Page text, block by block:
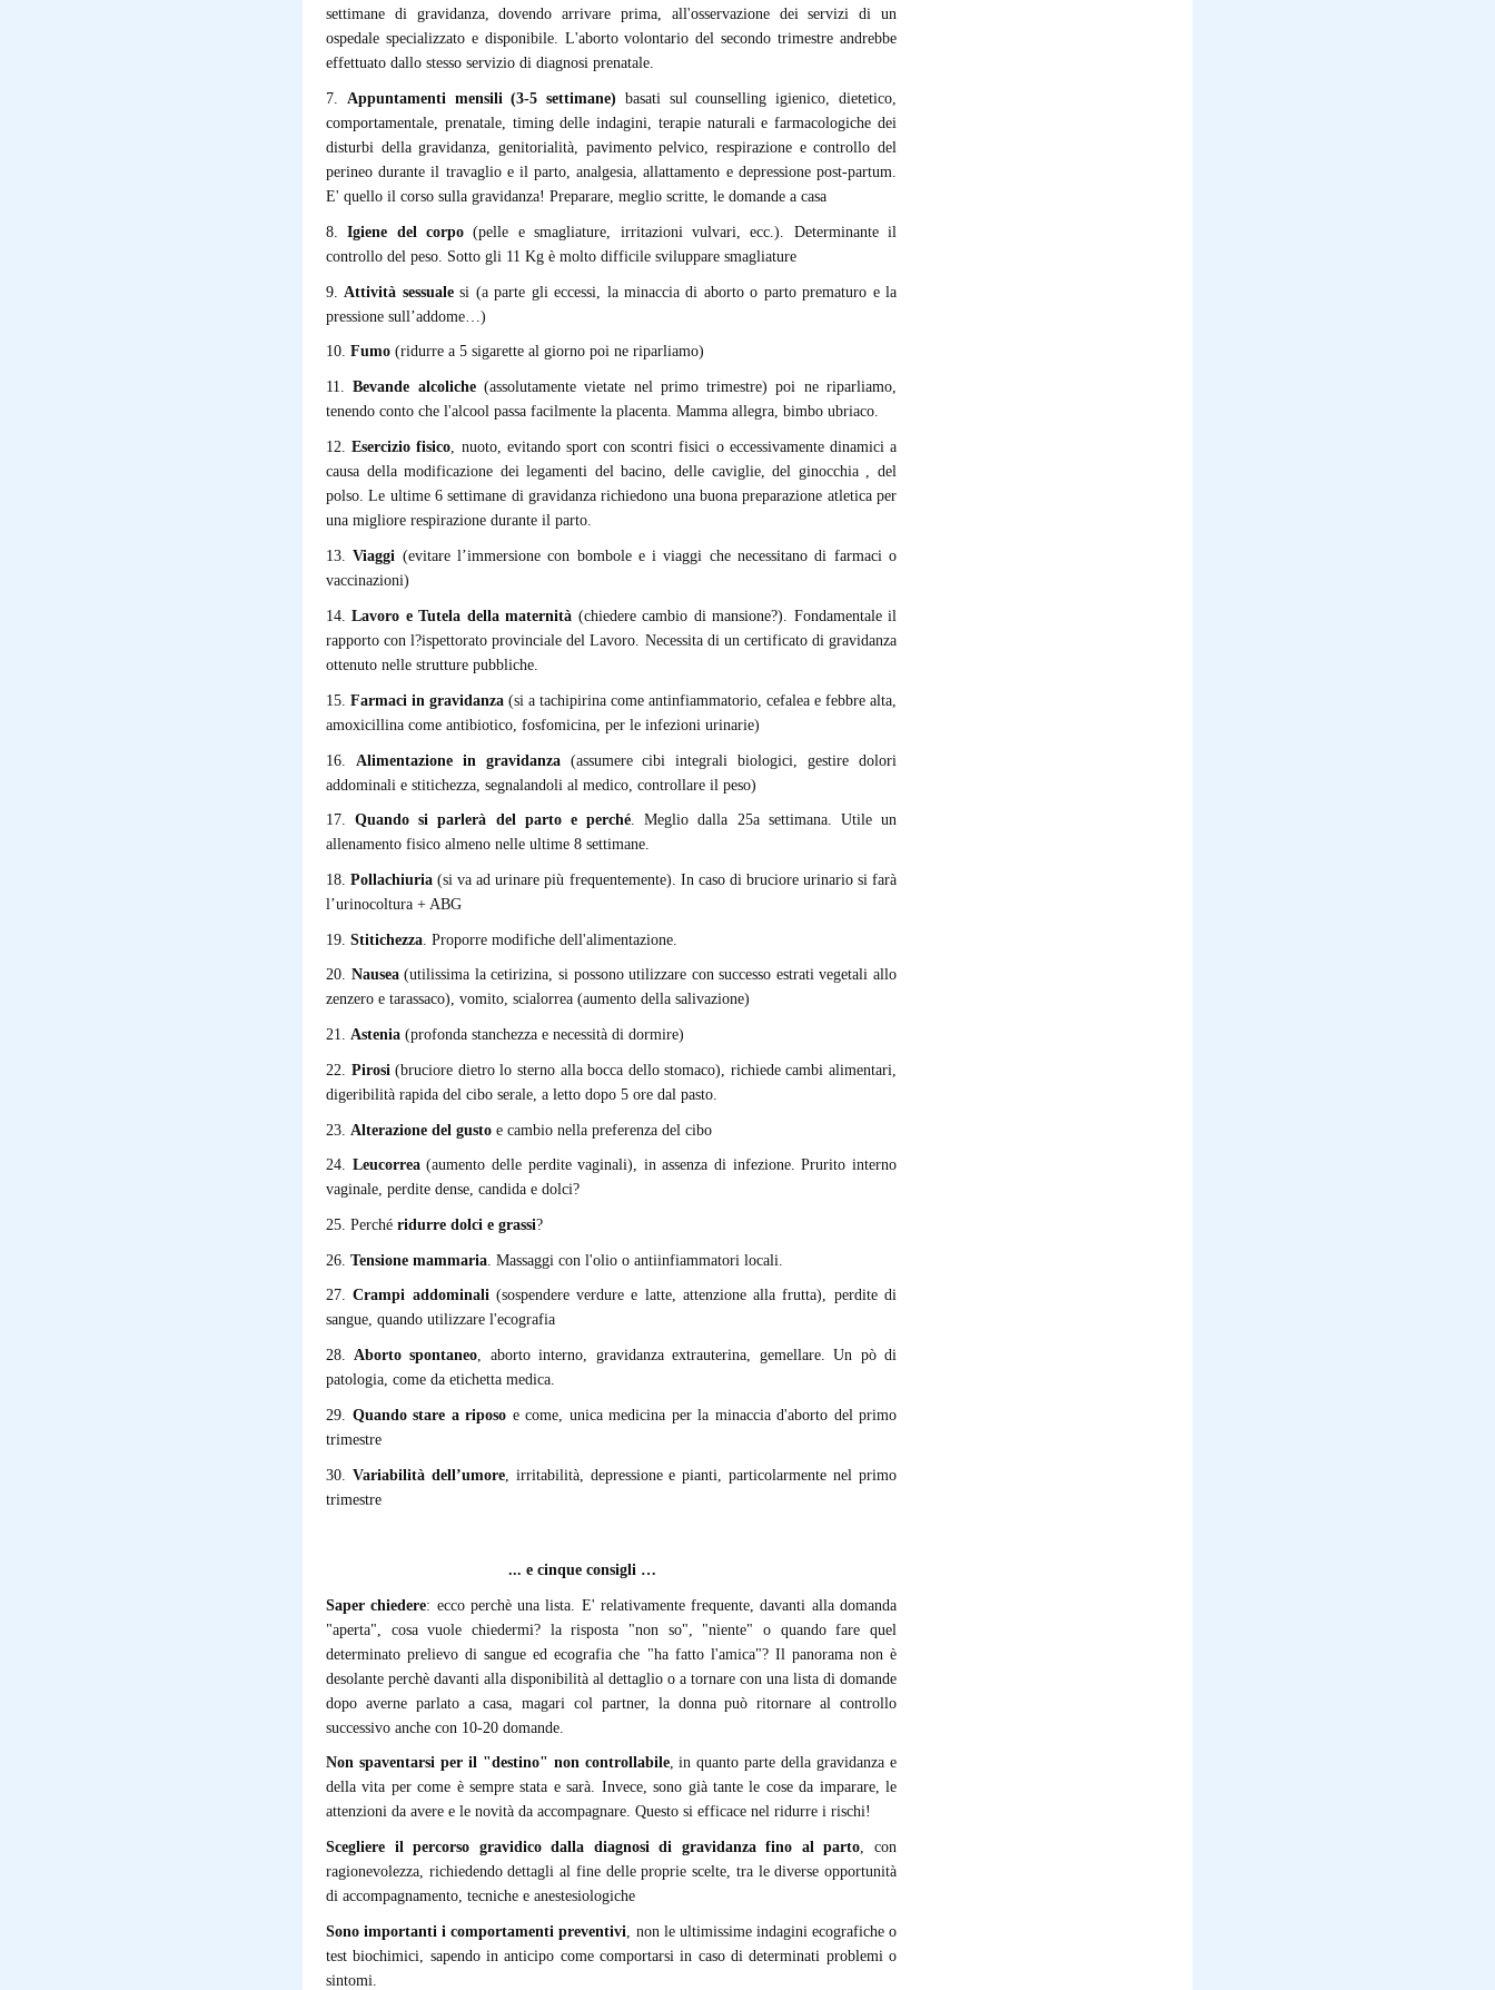
settimane di gravidanza, dovendo arrivare prima, all'osservazione dei servizi di un
ospedale specializzato e disponibile. L'aborto volontario del secondo trimestre andrebbe
effettuato dallo stesso servizio di diagnosi prenatale.
7. Appuntamenti mensili (3-5 settimane) basati sul counselling igienico, dietetico,
comportamentale, prenatale, timing delle indagini, terapie naturali e farmacologiche dei
disturbi della gravidanza, genitorialità, pavimento pelvico, respirazione e controllo del
perineo durante il travaglio e il parto, analgesia, allattamento e depressione post-partum.
E' quello il corso sulla gravidanza! Preparare, meglio scritte, le domande a casa
8.Igiene del corpo (pelle e smagliature, irritazioni vulvari, ecc.). Determinante il
controllo del peso. Sotto gli 11 Kg è molto difficile sviluppare smagliature
9. Attività sessualesi (a parte gli eccessi, la minaccia di aborto o parto prematuro e la
pressione sull’addome…)
10. Fumo (ridurre a 5 sigarette al giorno poi ne riparliamo)
11.Bevande alcoliche(assolutamente vietate nel primo trimestre) poi ne riparliamo,
tenendo conto che l'alcool passa facilmente la placenta. Mamma allegra, bimbo ubriaco.
12.Esercizio fisico , nuoto, evitando sport con scontri fisici o eccessivamente dinamici a
causa della modificazione dei legamenti del bacino, delle caviglie, del ginocchia , del
polso. Le ultime 6 settimane di gravidanza richiedono una buona preparazione atletica per
una migliore respirazione durante il parto.
13.Viaggi (evitare l’immersione con bombole e i viaggi che necessitano di farmaci o
vaccinazioni)
14.Lavoro e Tutela della maternità (chiedere cambio di mansione?). Fondamentale il
rapporto con l?ispettorato provinciale del Lavoro. Necessita di un certificato di gravidanza
ottenuto nelle strutture pubbliche.
15. Farmaci in gravidanza (si a tachipirina come antinfiammatorio, cefalea e febbre alta,
amoxicillina come antibiotico, fosfomicina, per le infezioni urinarie)
16. Alimentazione in gravidanza(assumere cibi integrali biologici, gestire dolori
addominali e stitichezza, segnalandoli al medico, controllare il peso)
17.Quando si parlerà del parto e perché. Meglio dalla 25a settimana. Utile un
allenamento fisico almeno nelle ultime 8 settimane.
18.Pollachiuria (si va ad urinare più frequentemente). In caso di bruciore urinario si farà
l’urinocoltura + ABG
19. Stitichezza . Proporre modifiche dell'alimentazione.
20. Nausea(utilissima la cetirizina, si possono utilizzare con successo estrati vegetali allo
zenzero e tarassaco), vomito, scialorrea (aumento della salivazione)
21. Astenia (profonda stanchezza e necessità di dormire)
22. Pirosi (bruciore dietro lo sterno alla bocca dello stomaco), richiede cambi alimentari,
digeribilità rapida del cibo serale, a letto dopo 5 ore dal pasto.
23. Alterazione del gusto e cambio nella preferenza del cibo
24. Leucorrea(aumento delle perdite vaginali), in assenza di infezione. Prurito interno
vaginale, perdite dense, candida e dolci?
25. Perché ridurre dolci e grassi?
26. Tensione mammaria . Massaggi con l'olio o antiinfiammatori locali.
27.Crampi addominali(sospendere verdure e latte, attenzione alla frutta), perdite di
sangue, quando utilizzare l'ecografia
28. Aborto spontaneo, aborto interno, gravidanza extrauterina, gemellare. Un pò di
patologia, come da etichetta medica.
29. Quando stare a riposo e come, unica medicina per la minaccia d'aborto del primo
trimestre
30. Variabilità dell’umore, irritabilità, depressione e pianti, particolarmente nel primo
trimestre
... e cinque consigli …
Saper chiedere: ecco perchè una lista. E' relativamente frequente, davanti alla domanda
"aperta", cosa vuole chiedermi? la risposta "non so", "niente" o quando fare quel
determinato prelievo di sangue ed ecografia che "ha fatto l'amica"? Il panorama non è
desolante perchè davanti alla disponibilità al dettaglio o a tornare con una lista di domande
dopo averne parlato a casa, magari col partner, la donna può ritornare al controllo
successivo anche con 10-20 domande.
Non spaventarsi per il "destino" non controllabile, in quanto parte della gravidanza e
della vita per come è sempre stata e sarà. Invece, sono già tante le cose da imparare, le
attenzioni da avere e le novità da accompagnare. Questo si efficace nel ridurre i rischi!
Scegliere il percorso gravidico dalla diagnosi di gravidanza fino al parto, con
ragionevolezza, richiedendo dettagli al fine delle proprie scelte, tra le diverse opportunità
di accompagnamento, tecniche e anestesiologiche
Sono importanti i comportamenti preventivi , non le ultimissime indagini ecografiche o
test biochimici, sapendo in anticipo come comportarsi in caso di determinati problemi o
sintomi.